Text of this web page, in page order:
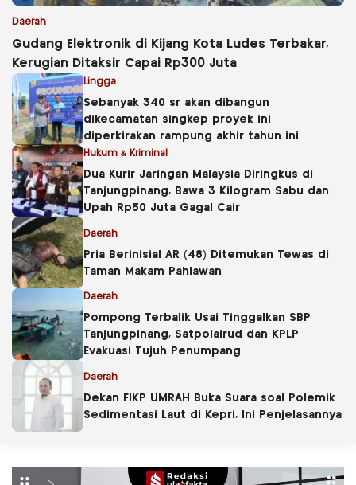
Daerah
Gudang Elektronik di Kijang Kota Ludes Terbakar,
Kerugian Ditaksir Capai Rp300 Juta
Lingga
Sebanyak 340 sr akan dibangun
dikecamatan singkep proyek ini
diperkirakan rampung akhir tahun ini
Hukum & Kriminal
Dua Kurir Jaringan Malaysia Diringkus di
Tanjungpinang, Bawa 3 Kilogram Sabu dan
Upah Rp50 Juta Gagal Cair
Daerah
Pria Berinisial AR (48) Ditemukan Tewas di
Taman Makam Pahlawan
Daerah
Pompong Terbalik Usai Tinggalkan SBP
Tanjungpinang, Satpolairud dan KPLP
Evakuasi Tujuh Penumpang
Daerah
Dekan FIKP UMRAH Buka Suara soal Polemik
Sedimentasi Laut di Kepri, Ini Penjelasannya